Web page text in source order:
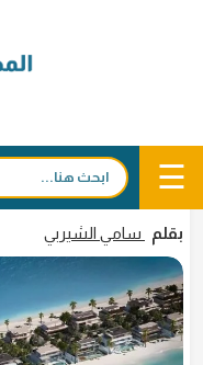
☰ بحث:
فلل مشروع نخلة
14 يناير 2025 - 19:31
بقلم سامي الشيربي